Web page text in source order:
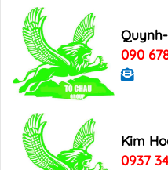
090
Kim
0937